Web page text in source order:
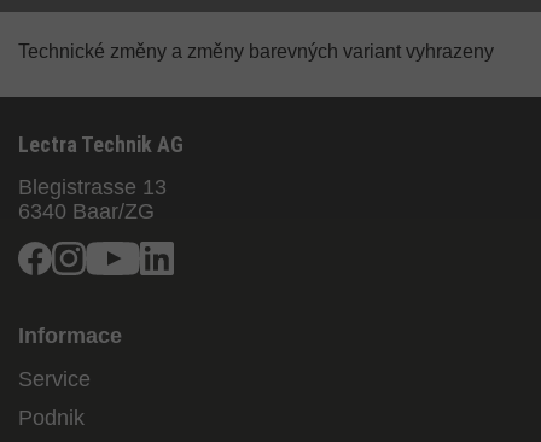
Technické změny a změny barevných variant vyhrazeny
Lectra Technik AG
Blegistrasse 13
6340 Baar/ZG
Facebook
InstagramYoutube
Informace
Service
Podnik